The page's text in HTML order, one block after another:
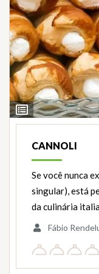
Ver
Ingredientes
CANNOLI
Se você nunca
singular), está
da culinária
Fábio